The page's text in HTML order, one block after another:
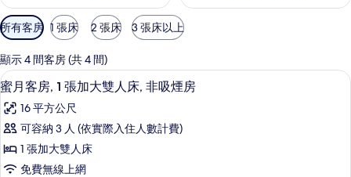
可
用
的
客
房
篩
選
條
所有客房 1 張床 2 張床 3 張床以上
顯示 4 間客房 (共 4 間)
顯
示
蜜
月
客
蜜月客房, 1 張加大雙人床, 非吸煙房 |
5
蜜月客房, 1 張加大雙人床, 非吸煙房
16 平方公尺
可容納 3 人 (依實際入住人數計費)
1 張加大雙人床
免費無線上網